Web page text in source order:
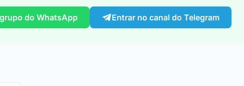
do WhatsApp Entrar no canal do Telegram